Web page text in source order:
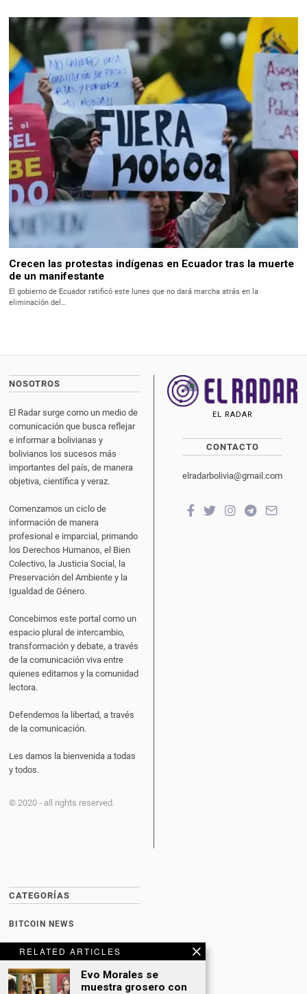
RELATED ARTICLES
Evo Morales se
muestra grosero con
Crecen las protestas indígenas en Ecuador tras la muerte
de un manifestante
El gobierno de Ecuador ratificó este lunes que no dará marcha atrás en la
eliminación del…
NOSOTROS
El Radar surge como un medio de
comunicación que busca reflejar
e informar a bolivianas y
bolivianos los sucesos más
importantes del país, de manera
objetiva, científica y veraz.
Comenzamos un ciclo de
información de manera
profesional e imparcial, primando
los Derechos Humanos, el Bien
Colectivo, la Justicia Social, la
Preservación del Ambiente y la
Igualdad de Género.
Concebimos este portal como un
espacio plural de intercambio,
transformación y debate, a través
de la comunicación viva entre
quienes editamos y la comunidad
lectora.
Defendemos la libertad, a través
de la comunicación.
Les damos la bienvenida a todas
y todos.
© 2020 - all rights reserved.
EL RADAR
CONTACTO
elradarbolivia@gmail.com
CATEGORÍAS
BITCOIN NEWS
CULTURA
DATING